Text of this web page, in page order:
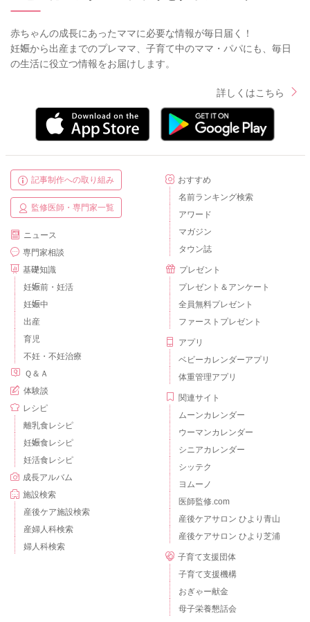
赤ちゃんの成長にあったママに必要な情報が毎日届く！
妊娠から出産までのプレママ、子育て中のママ・パパにも、毎日
の生活に役立つ情報をお届けします。
詳しくはこちら
記事制作への取り組み
監修医師・専門家一覧
ニュース
専門家相談
基礎知識
妊娠前・妊活
妊娠中
出産
育児
不妊・不妊治療
Ｑ＆Ａ
体験談
レシピ
離乳食レシピ
妊娠食レシピ
妊活食レシピ
成長アルバム
施設検索
産後ケア施設検索
産婦人科検索
婦人科検索
おすすめ
名前ランキング検索
アワード
マガジン
タウン誌
プレゼント
プレゼント＆アンケート
全員無料プレゼント
ファーストプレゼント
アプリ
ベビーカレンダーアプリ
体重管理アプリ
関連サイト
ムーンカレンダー
ウーマンカレンダー
シニアカレンダー
シッテク
ヨムーノ
医師監修.com
産後ケアサロン ひより青山
産後ケアサロン ひより芝浦
子育て支援団体
子育て支援機構
おぎゃー献金
母子栄養懇話会